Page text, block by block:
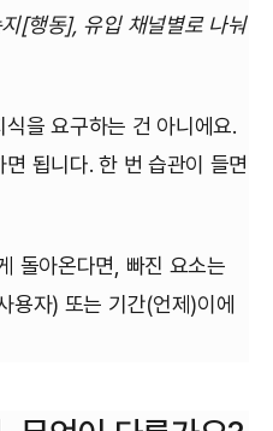
[행동], 유입 채널별로 나눠
을 요구하는 건 아니에요.
됩니다. 한 번 습관이 들면
돌아온다면, 빠진 요소는
용자) 또는 기간(언제)이에